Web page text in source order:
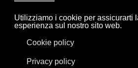
FLEXFORM, MOOOI.
LIMONTA. ILLUMINAZIONE
OLUCE.